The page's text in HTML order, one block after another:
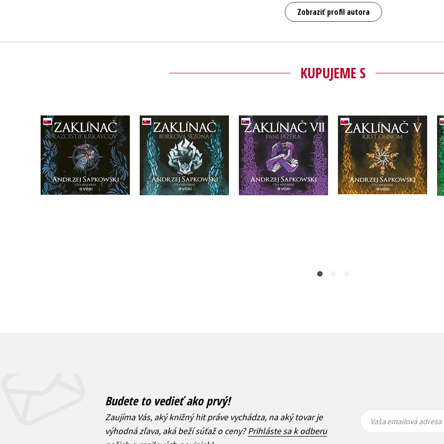
Zobraziť profil autora
KUPUJEME S
Zaklínač Rázcestie
krkavcov (CD)
Andrzej Sapkowski
Zaklínač Búrková
sezóna (CD)
Andrzej Sapkowski
Zaklínač VII Pani
Jazera (CD)
Andrzej Sapkowski
Zaklínač V Krst ohňom
(CD)
Andrzej Sapkowski
Budete to vedieť ako prvý!
Zaujíma Vás, aký knižný hit práve vychádza, na aký tovar je
výhodná zľava, aká beží súťaž o ceny?Prihláste sa k odberu
emailová
emailová
Vaša emailová adresa